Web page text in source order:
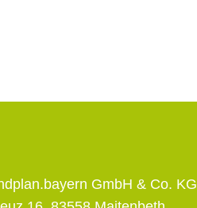
GmbH & Co. KG